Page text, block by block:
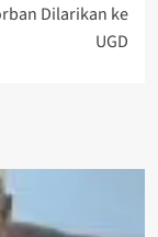
Dilarikan ke
UGD